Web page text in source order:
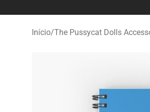
Início/The Pussycat Dolls